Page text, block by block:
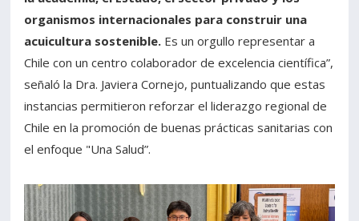
organismos internacionales para construir una
acuicultura sostenible. Es un orgullo representar a
Chile con un centro colaborador de excelencia científica”,
señaló la Dra. Javiera Cornejo, puntualizando que estas
instancias permitieron reforzar el liderazgo regional de
Chile en la promoción de buenas prácticas sanitarias con
el enfoque "Una Salud”.